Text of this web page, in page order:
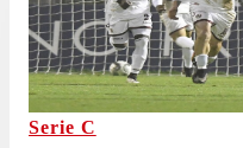
Serie C